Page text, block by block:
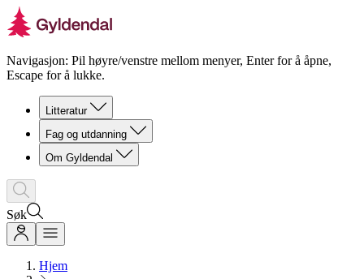
Navigasjon: Pil høyre/venstre mellom menyer, Enter for å åpne,
Escape for å lukke.
Litteratur
Fag og utdanning
Om Gyldendal
Søk
Hjem